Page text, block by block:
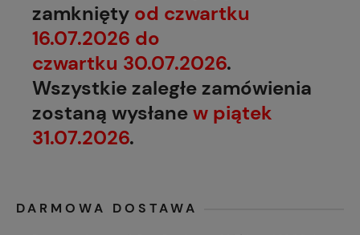
zamknięty od czwartku
16.07.2026 do
czwartku 30.07.2026.
Wszystkie zaległe zamówienia
zostaną wysłanew piątek
31.07.2026.
DARMOWA DOSTAWA